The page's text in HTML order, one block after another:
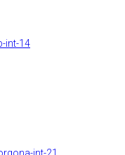
int-14
int-21